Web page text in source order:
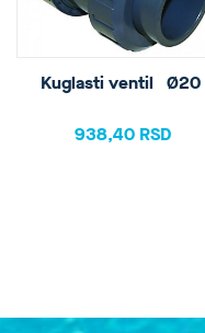
Kuglasti ventil   Ø20
938,40 RSD